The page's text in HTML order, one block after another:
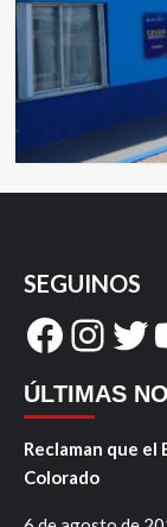
SEGUINOS
ÚLTIMAS
Reclaman que el
Colorado